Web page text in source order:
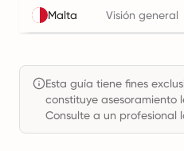
Malta Visión general
Esta guía tiene fines
constituye asesoramiento
Consulte a un profesional